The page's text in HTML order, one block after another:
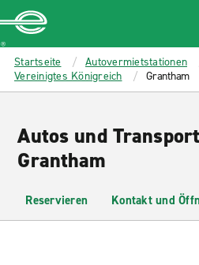
MAIN
CONTENT
Enterprise
Startseite
Autovermietstationen
Vereinigtes Königreich
Grantham
Autos und
Grantham
Reservieren Kontakt und